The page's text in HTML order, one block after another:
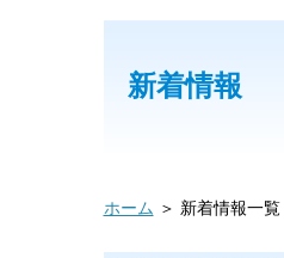
新着情報
ホーム ＞ 新着情報一覧